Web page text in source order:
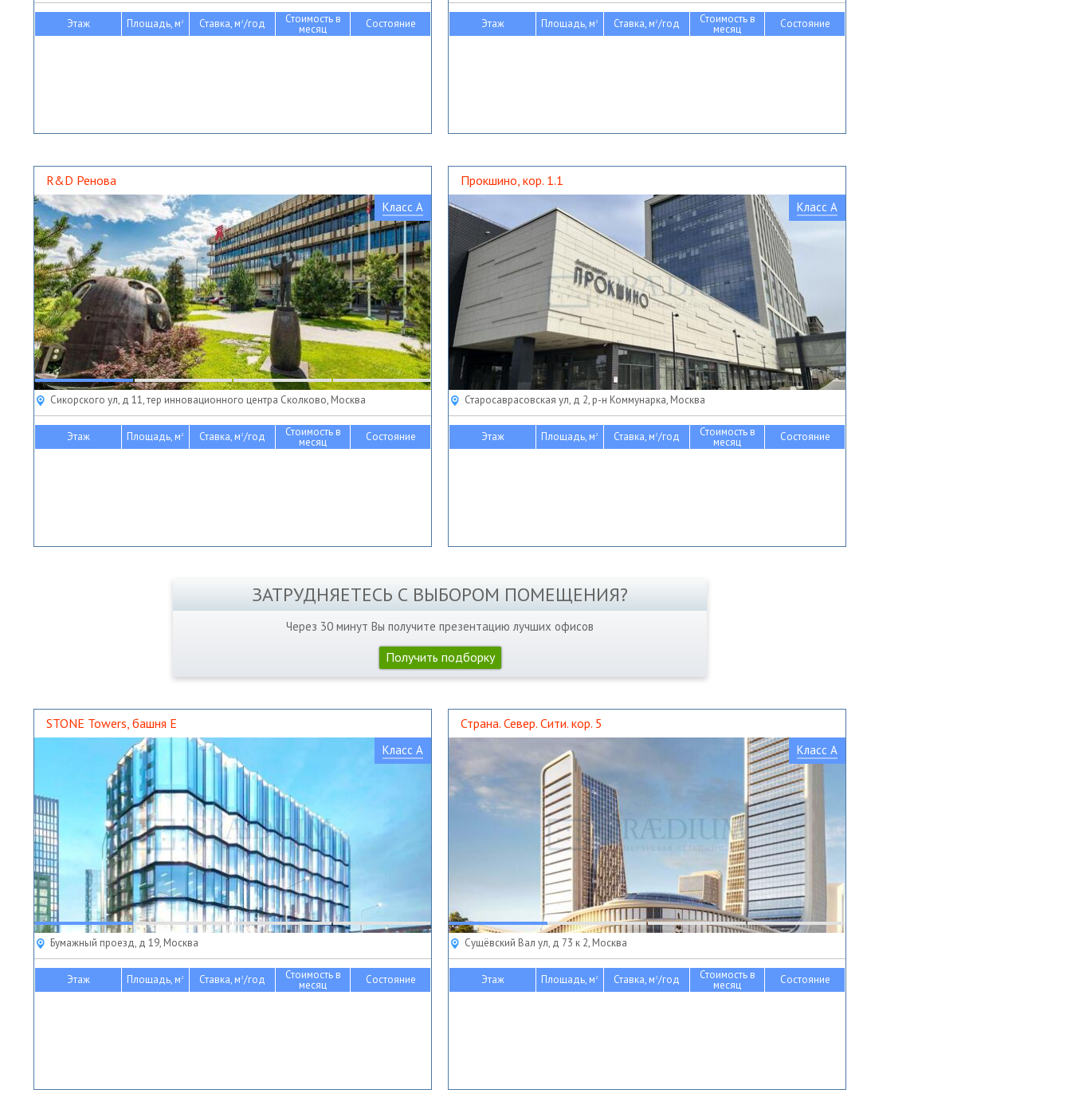
Этаж Площадь, м2 Ставка, м2/год Стоимость в
месяц Состояние Этаж Площадь, м2 Ставка, м2/год Стоимость в
месяц Состояние
R&D Ренова
Класс A
Сикорского ул, д 11, тер инновационного центра Сколково, Москва
Этаж Площадь, м2 Ставка, м2/год Стоимость в
месяц Состояние
Прокшино, кор. 1.1
Класс A
Старосаврасовская ул, д 2, р-н Коммунарка, Москва
Этаж Площадь, м2 Ставка, м2/год Стоимость в
месяц Состояние
ЗАТРУДНЯЕТЕСЬ С ВЫБОРОМ ПОМЕЩЕНИЯ?
Через 30 минут Вы получите презентацию лучших офисов
Получить подборку
STONE Towers, башня Е
Класс A
Бумажный проезд, д 19, Москва
Этаж Площадь, м2 Ставка, м2/год Стоимость в
месяц Состояние
Страна. Север. Сити. кор. 5
Класс A
Сущёвский Вал ул, д 73 к 2, Москва
Этаж Площадь, м2 Ставка, м2/год Стоимость в
месяц Состояние